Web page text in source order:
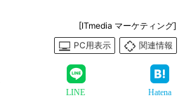
[ITmedia マーケティング]
PC用表示
関連情報
LINE Hatena